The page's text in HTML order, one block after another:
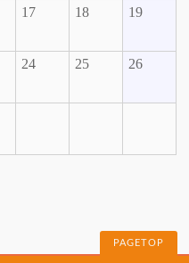
17 18 19
24 25 26
PAGETOP